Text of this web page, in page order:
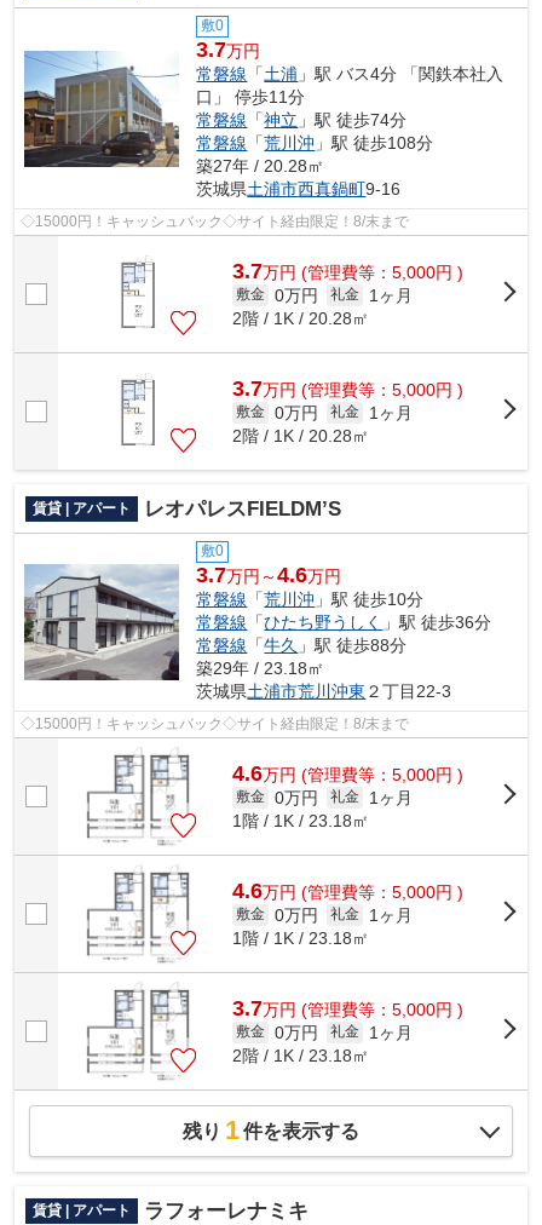
敷0
3.7万円
常磐線 「土浦 」駅 バス4分 「関鉄本社入
口」 停歩11分
常磐線 「神立 」駅 徒歩74分
常磐線 「荒川沖 」駅 徒歩108分
築27年 / 20.28㎡
茨城県土浦市西真鍋町9-16
◇15000円！キャッシュバック◇サイト経由限定！8/末まで
3.7万円 (管理費等：5,000円 )
敷金 0万円 礼金
1ヶ月
2階 / 1K / 20.28㎡
3.7万円 (管理費等：5,000円 )
敷金 0万円 礼金
1ヶ月
2階 / 1K / 20.28㎡
賃貸 | アパート レオパレスFIELDM’S
敷0
3.7万円～4.6万円
常磐線 「荒川沖 」駅 徒歩10分
常磐線 「ひたち野うしく
」駅 徒歩36分
常磐線 「牛久 」駅 徒歩88分
築29年 / 23.18㎡
茨城県土浦市荒川沖東 ２丁目22-3
◇15000円！キャッシュバック◇サイト経由限定！8/末まで
4.6万円 (管理費等：5,000円 )
敷金 0万円 礼金
1ヶ月
1階 / 1K / 23.18㎡
4.6万円 (管理費等：5,000円 )
敷金 0万円 礼金
1ヶ月
1階 / 1K / 23.18㎡
3.7万円 (管理費等：5,000円 )
敷金 0万円 礼金
1ヶ月
2階 / 1K / 23.18㎡
残り 1件を表示する
賃貸 | アパート ラフォーレナミキ